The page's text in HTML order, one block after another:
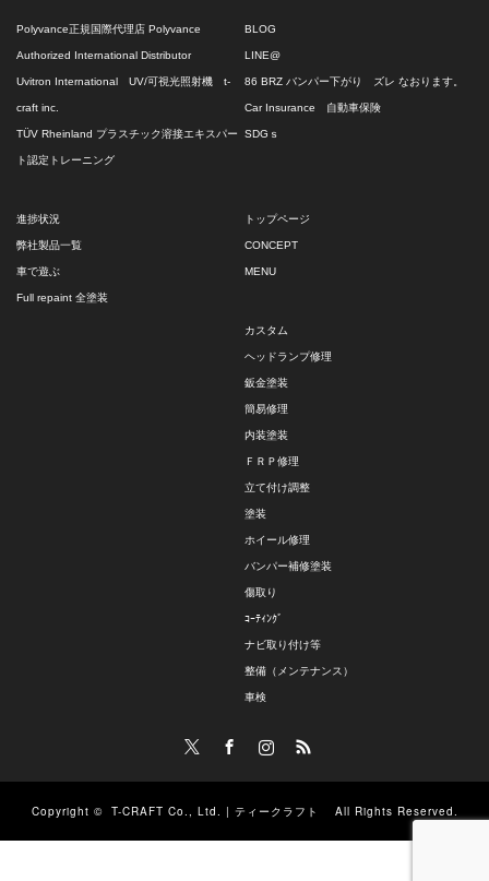
Polyvance正規国際代理店 Polyvance
Authorized International Distributor
Uvitron International UV/可視光照射機 t-
craft inc.
TÜV Rheinland プラスチック溶接エキスパー
ト認定トレーニング
BLOG
LINE@
86 BRZ バンパー下がり ズレ なおります。
Car Insurance 自動車保険
SDGｓ
進捗状況
弊社製品一覧
車で遊ぶ
Full repaint 全塗装
トップページ
CONCEPT
MENU
カスタム
ヘッドランプ修理
鈑金塗装
簡易修理
内装塗装
ＦＲＰ修理
立て付け調整
塗装
ホイール修理
バンパー補修塗装
傷取り
ｺｰﾃｨﾝｸﾞ
ナビ取り付け等
整備（メンテナンス）
車検
InstagramRSS
Copyright © T-CRAFT Co., Ltd. | ティークラフト All Rights Reserved.